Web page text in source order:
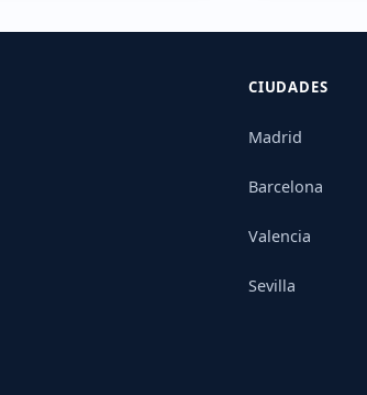
CIUDADES
Madrid
Barcelona
Valencia
Sevilla